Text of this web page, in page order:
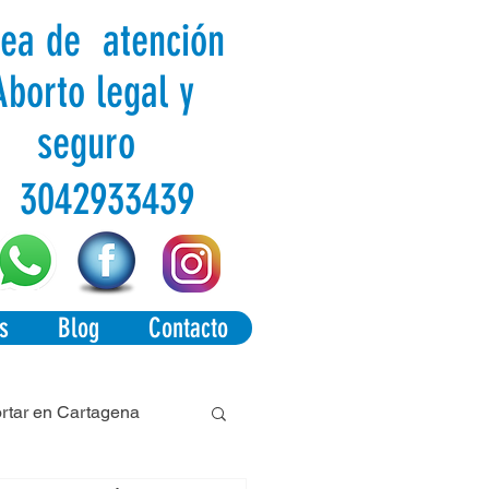
de atención
legal y
seguro
3042933439
Blog Contacto
en Cartagena